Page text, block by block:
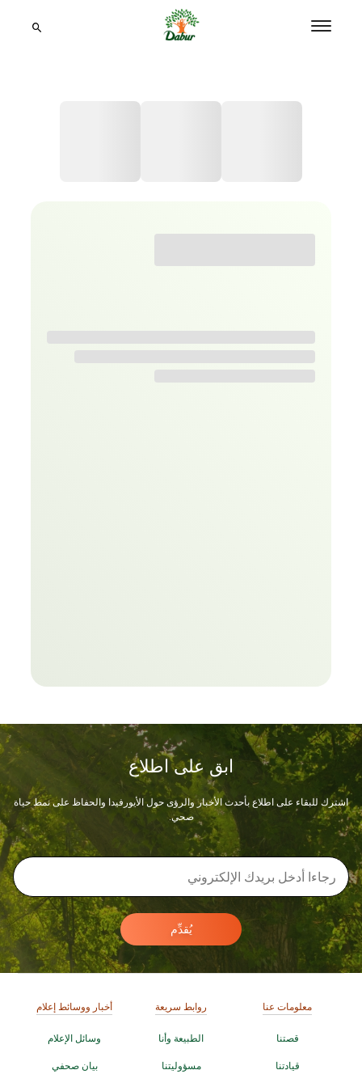
ابق على اطلاع
اشترك للبقاء على اطلاع بأحدث الأخبار والرؤى حول الأيورفيدا والحفاظ على نمط حياة
صحي.
يُقدِّم
معلومات عنا
قصتنا
قيادتنا
روابط سريعة
الطبيعة وأنا
مسؤوليتنا
أخبار ووسائط إعلام
وسائل الإعلام
بيان صحفي